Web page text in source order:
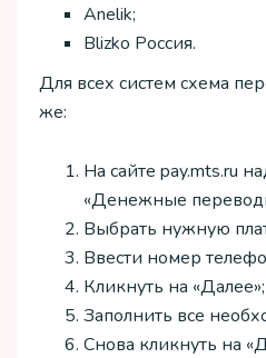
Anelik;
Blizko Россия.
Для всех систем схема
же:
На сайте pay.mts.ru
«Денежные
Выбрать нужную
Ввести номер
Кликнуть на «Далее»;
Заполнить все
Снова кликнуть на